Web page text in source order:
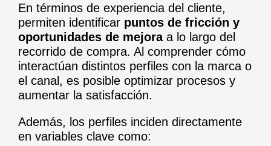
En términos de experiencia del cliente,
permiten identificar puntos de fricción y
oportunidades de mejoraa lo largo del
recorrido de compra. Al comprender cómo
interactúan distintos perfiles con la marca o
el canal, es posible optimizar procesos y
aumentar la satisfacción.
Además, los perfiles inciden directamente
en variables clave como: